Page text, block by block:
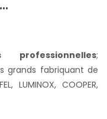
professionnelles;
grands fabriquant de
LUMINOX, COOPER,